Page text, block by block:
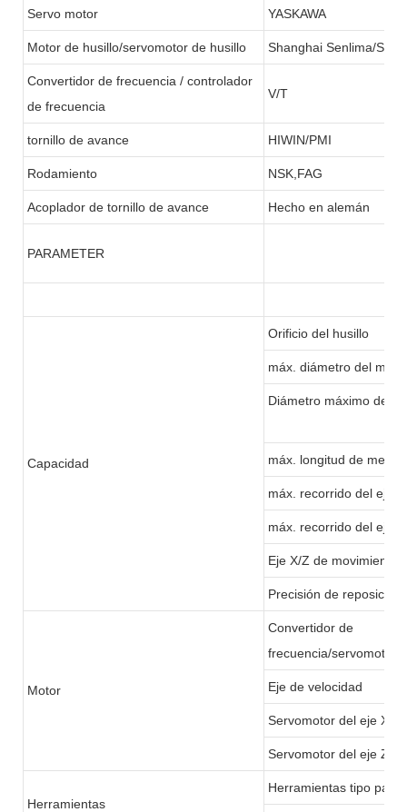
Servo motor YASKAWA
Motor de husillo/servomotor de husillo Shanghai Senlima/SFC
Convertidor de frecuencia / controlador
de frecuencia
V/T
tornillo de avance HIWIN/PMI
Rodamiento NSK,FAG
Acoplador de tornillo de avance Hecho en alemán
PARAMETER
Capacidad
Orificio del husillo
máx. diámetro del
Diámetro máximo de
máx. longitud de
máx. recorrido del eje
máx. recorrido del eje
Eje X/Z de movimiento
Precisión de reposición
Motor
Convertidor de
frecuencia/servomotor
Eje de velocidad
Servomotor del eje X
Servomotor del eje Z
Herramientas
Herramientas tipo